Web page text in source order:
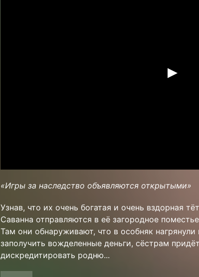
«Игры за наследство объявляются открытыми»
Узнав, что их очень богатая и очень вздорная
Саванна отправляются в её загородное
Там они обнаруживают, что в особняк
заполучить вожделенные деньги, сёстрам
дискредитировать родню...